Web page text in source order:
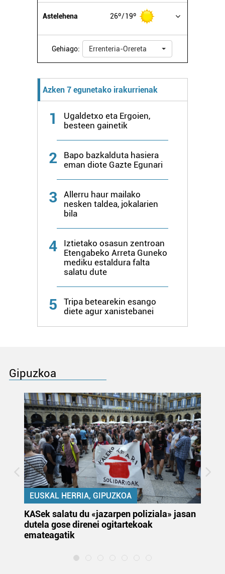
Astelehena 26º 19º
Gehiago: Errenteria-Orereta
Azken 7 egunetako irakurrienak
1
Ugaldetxo eta Ergoien,
besteen gainetik
2
Bapo bazkalduta hasiera
eman diote Gazte Egunari
3
Allerru haur mailako
nesken taldea, jokalarien
bila
4
Iztietako osasun zentroan
Etengabeko Arreta Guneko
mediku estaldura falta
salatu dute
5
Tripa betearekin esango
diete agur xanistebanei
Gipuzkoa
EUSKAL HERRIA, GIPUZKOA
KASek salatu du «jazarpen poliziala» jasan
dutela gose direnei ogitartekoak
emateagatik